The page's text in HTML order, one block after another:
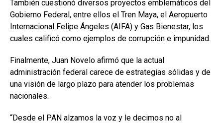
También cuestionó diversos proyectos emblemáticos del
Gobierno Federal, entre ellos el Tren Maya, el Aeropuerto
Internacional Felipe Ángeles (AIFA) y Gas Bienestar, los
cuales calificó como ejemplos de corrupción e impunidad.
Finalmente, Juan Novelo afirmó que la actual
administración federal carece de estrategias sólidas y de
una visión de largo plazo para atender los problemas
nacionales.
“Desde el PAN alzamos la voz y le decimos no al